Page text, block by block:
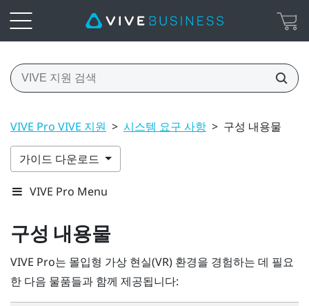
VIVE Pro VIVE 지원 > 시스템 요구 사항 > 구성 내용물
가이드 다운로드
VIVE Pro Menu
구성 내용물
VIVE Pro는 몰입형 가상 현실(VR) 환경을 경험하는 데 필요
한 다음 물품들과 함께 제공됩니다: